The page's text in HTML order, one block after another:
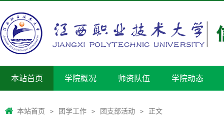
本站首页 学院概况 师资队伍 学院动态
本站首页 > 团学工作 > 团支部活动 > 正文